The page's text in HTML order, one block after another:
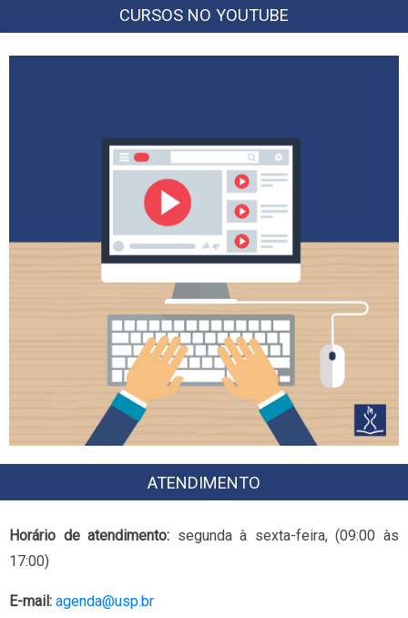
CURSOS NO YOUTUBE
ATENDIMENTO
Horário de atendimento: segunda à sexta-feira, (09:00 às
17:00)
E-mail: agenda@usp.br